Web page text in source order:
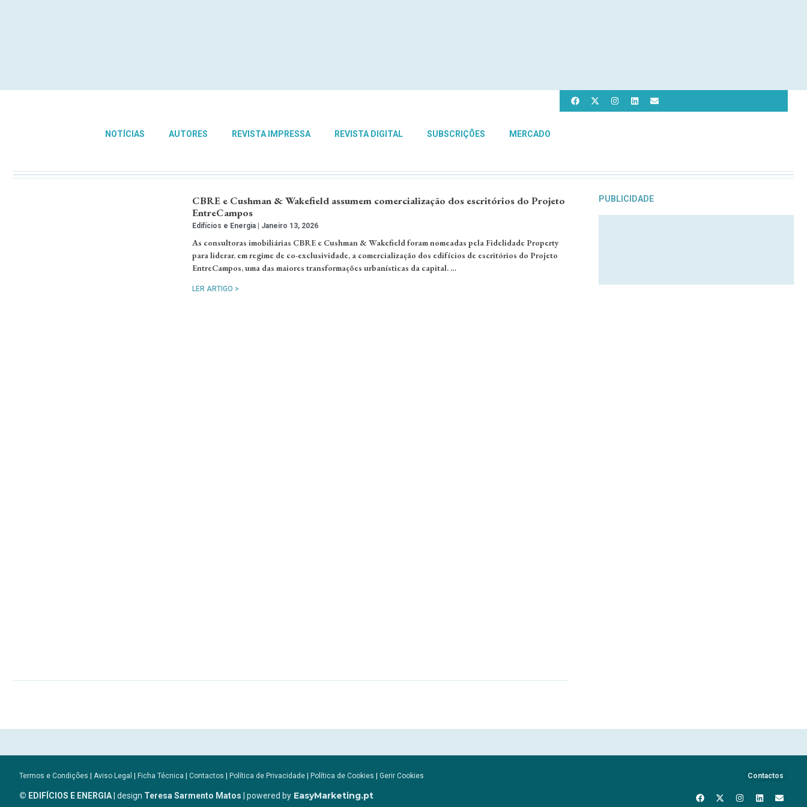
NOTÍCIAS AUTORES REVISTA IMPRESSA REVISTA DIGITAL SUBSCRIÇÕES MERCADO
CBRE e Cushman & Wakefield assumem comercialização dos escritórios do Projeto
EntreCampos
Edifícios e Energia Janeiro 13, 2026
As consultoras imobiliárias CBRE e Cushman & Wakefield foram nomeadas pela Fidelidade Property
para liderar, em regime de co-exclusividade, a comercialização dos edifícios de escritórios do Projeto
EntreCampos, uma das maiores transformações urbanísticas da capital. …
LER ARTIGO >
PUBLICIDADE
Termos e Condições | Aviso Legal | Ficha Técnica | Contactos | Política de Privacidade | Política de Cookies | Gerir Cookies
© EDIFÍCIOS E ENERGIA| design Teresa Sarmento Matos | powered by EasyMarketing.pt
Contactos